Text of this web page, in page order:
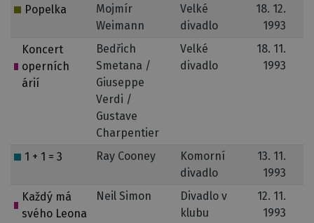
Popelka
Mojmír
Weimann
Velké
divadlo
18. 12.
1993
Koncert
operních
árií
Bedřich
Smetana /
Giuseppe
Verdi /
Gustave
Charpentier
Velké
divadlo
18. 11.
1993
1 + 1 = 3 Ray Cooney
Komorní
divadlo
13. 11.
1993
Každý má
svého Leona
Neil Simon
Divadlo v
klubu
12. 11.
1993